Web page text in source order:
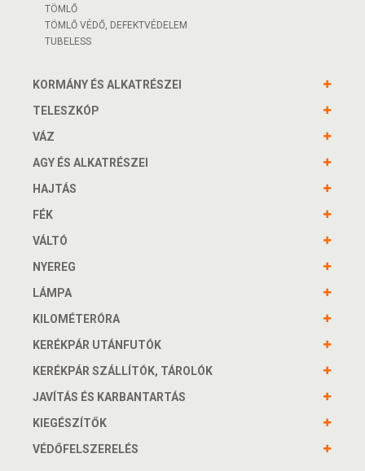
TÖMLŐ
TÖMLŐ VÉDŐ, DEFEKTVÉDELEM
TUBELESS
KORMÁNY ÉS ALKATRÉSZEI
TELESZKÓP
VÁZ
AGY ÉS ALKATRÉSZEI
HAJTÁS
FÉK
VÁLTÓ
NYEREG
LÁMPA
KILOMÉTERÓRA
KERÉKPÁR UTÁNFUTÓK
KERÉKPÁR SZÁLLÍTÓK, TÁROLÓK
JAVÍTÁS ÉS KARBANTARTÁS
KIEGÉSZÍTŐK
VÉDŐFELSZERELÉS